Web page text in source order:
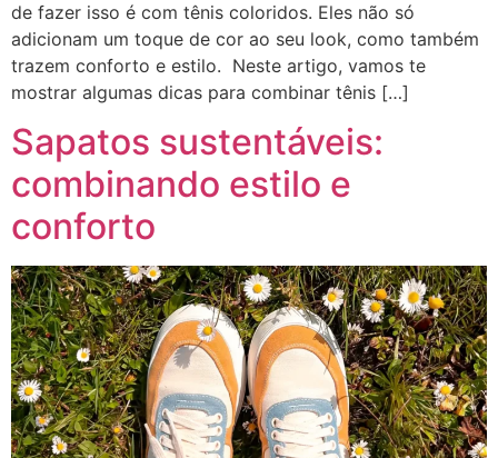
de fazer isso é com tênis coloridos. Eles não só
adicionam um toque de cor ao seu look, como também
trazem conforto e estilo. Neste artigo, vamos te
mostrar algumas dicas para combinar tênis […]
Sapatos sustentáveis:
combinando estilo e
conforto